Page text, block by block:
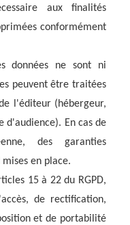
aux finalités
conformément
données ne sont ni
peuvent être traitées
l'éditeur (hébergeur,
d'audience). En cas de
des garanties
mises en place.
15 à 22 du RGPD,
de rectification,
et de portabilité